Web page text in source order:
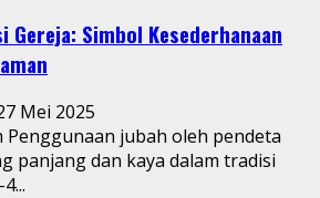
Gereja: Simbol Kesederhanaan
Mei 2025
Penggunaan jubah oleh pendeta
panjang dan kaya dalam tradisi